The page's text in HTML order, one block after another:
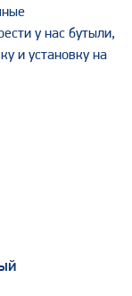
у нас бутыли,
и установку на